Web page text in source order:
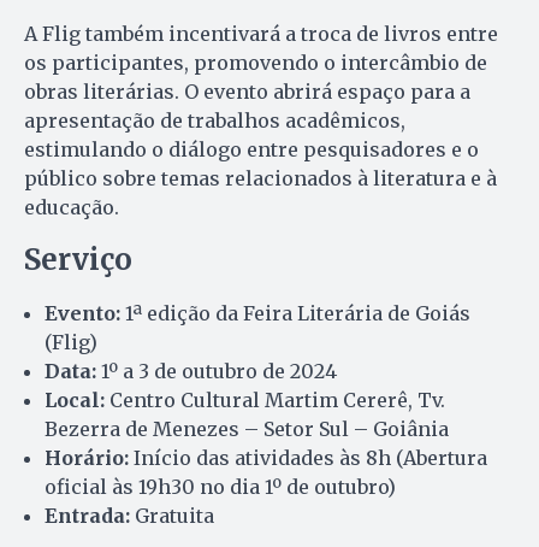
A Flig também incentivará a troca de livros entre
os participantes, promovendo o intercâmbio de
obras literárias. O evento abrirá espaço para a
apresentação de trabalhos acadêmicos,
estimulando o diálogo entre pesquisadores e o
público sobre temas relacionados à literatura e à
educação.
Serviço
Evento: 1ª edição da Feira Literária de Goiás
(Flig)
Data: 1º a 3 de outubro de 2024
Local: Centro Cultural Martim Cererê, Tv.
Bezerra de Menezes – Setor Sul – Goiânia
Horário: Início das atividades às 8h (Abertura
oficial às 19h30 no dia 1º de outubro)
Entrada: Gratuita